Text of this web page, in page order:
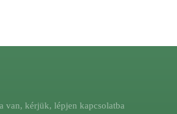
van, kérjük, lépjen kapcsolatba